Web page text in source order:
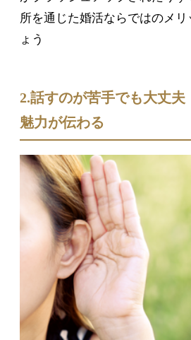
所を通じた婚活ならではのメ
ょう
2.話すのが苦手でも大丈夫
魅力が伝わる